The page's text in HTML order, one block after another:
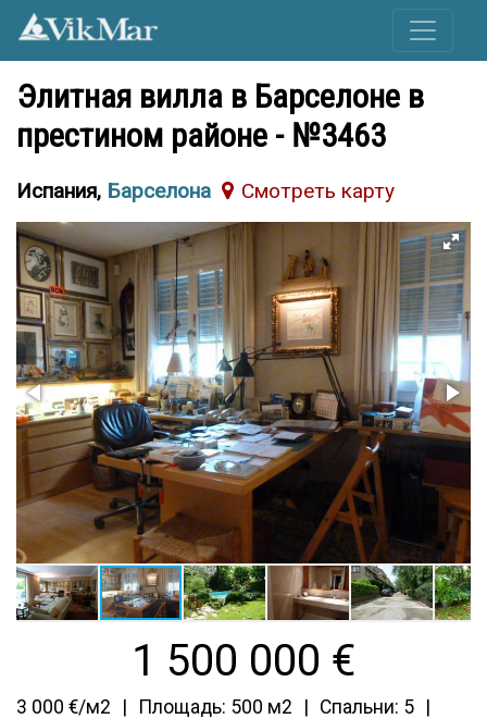
Элитная вилла в Барселоне в
престином районе - №3463
Испания, Барселона Cмотреть карту
1 500 000 €
3 000 €/м2 Площадь: 500 м2
Спальни: 5